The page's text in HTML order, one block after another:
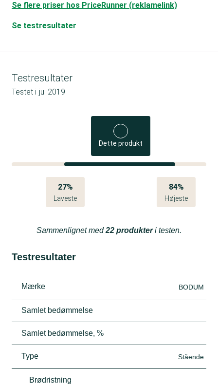
Se flere priser hos PriceRunner (reklamelink)
Se testresultater
Testresultater
Testet i jul 2019
Dette produkt
27%
Laveste
84%
Højeste
Sammenlignet med22 produkteri testen.
Testresultater
Mærke BODUM
Samlet bedømmelse
Samlet bedømmelse, %
Type Stående
Brødristning